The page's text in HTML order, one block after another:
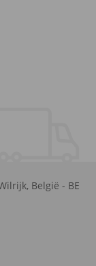
, België - BE